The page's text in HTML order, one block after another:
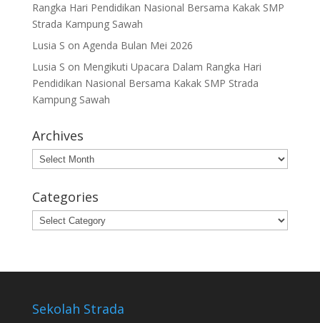
Rangka Hari Pendidikan Nasional Bersama Kakak SMP
Strada Kampung Sawah
Lusia S on Agenda Bulan Mei 2026
Lusia S on Mengikuti Upacara Dalam Rangka Hari
Pendidikan Nasional Bersama Kakak SMP Strada
Kampung Sawah
Archives
Archives
Categories
Categories
Sekolah Strada